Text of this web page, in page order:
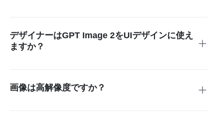
やく形にできます。
デザイナーはGPT Image 2をUIデザインに使え
ますか？
工程の効率化に加え、プレゼン用の高品質なビジュアル制作
にも役立ちます。
画像は高解像度ですか？